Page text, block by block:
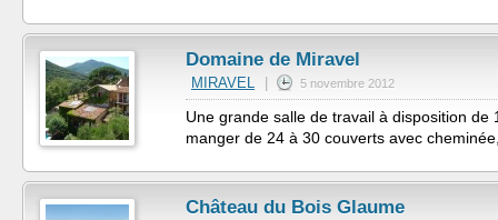
Domaine de Miravel
MIRAVEL 5 novembre 2012
Une grande salle de travail à disposition de
manger de 24 à 30 couverts avec
Château du Bois Glaume